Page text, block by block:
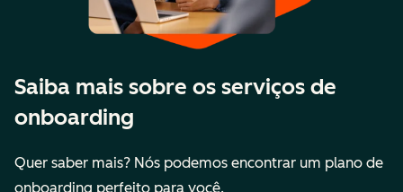
Saiba mais sobre os serviços de
onboarding
Quer saber mais? Nós podemos encontrar um plano de
onboarding perfeito para você.